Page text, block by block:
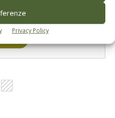
Privacy Policy
risponde
Vita agli agricoltori